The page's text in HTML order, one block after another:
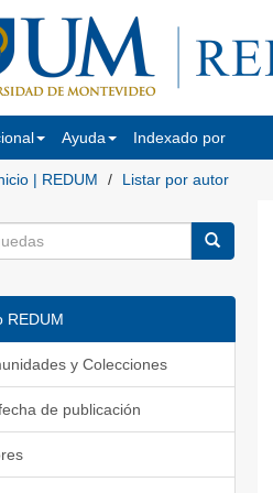
Ayuda Indexado por
| REDUM Listar por autor
REDUM
y Colecciones
de publicación